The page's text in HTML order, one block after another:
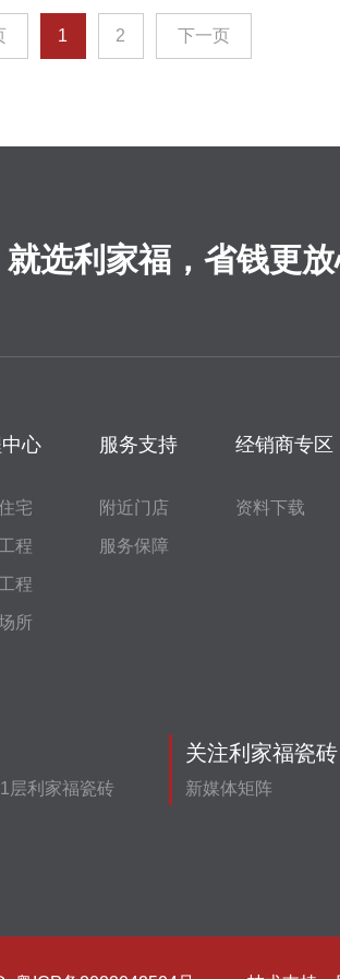
1 2 下一页
选利家福，省钱更
心
宅
程
程
所
服务支持
附近门店
服务保障
经销商专区
资料下载
层利家福瓷砖
关注利家福瓷砖
新媒体矩阵